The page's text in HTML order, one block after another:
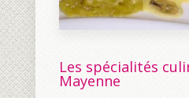
Les spécialités
Mayenne